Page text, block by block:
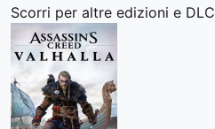
Scorri per altre edizioni e DLC